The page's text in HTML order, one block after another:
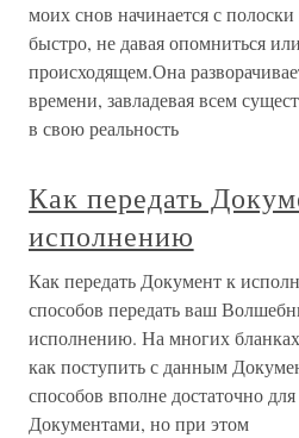
моих снов начинается с
быстро, не давая опомниться
происходящем.Она
времени, завладевая всем
в свою реальность
Как передать
исполнению
Как передать Документ к
способов передать ваш
исполнению. На многих
как поступить с данным
способов вполне достаточно
Документами, но при этом